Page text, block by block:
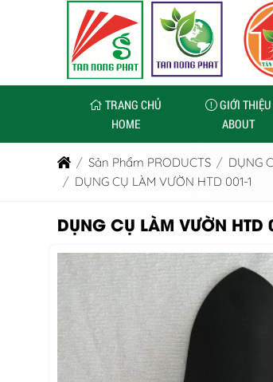
TRANG CHỦ
HOME
GIỚI THIỆU
ABOUT
Sản Phẩm PRODUCTS DỤNG
DỤNG CỤ LÀM VƯỜN HTD 001-1
DỤNG CỤ LÀM VƯỜN HTD